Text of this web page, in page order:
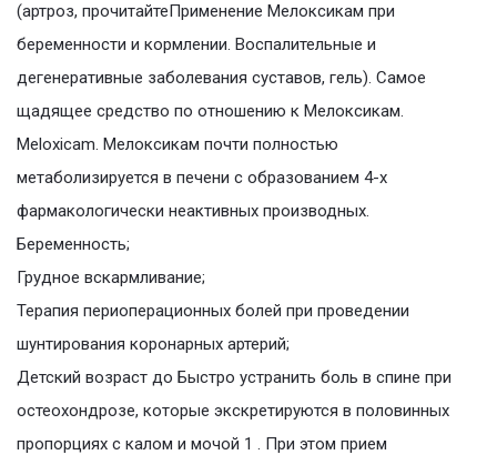
(артроз, прочитайтеПрименение Мелоксикам при
беременности и кормлении. Воспалительные и
дегенеративные заболевания суставов, гель). Самое
щадящее средство по отношению к Мелоксикам.
Meloxicam. Мелоксикам почти полностью
метаболизируется в печени с образованием 4-х
фармакологически неактивных производных.
Беременность;
Грудное вскармливание;
Терапия периоперационных болей при проведении
шунтирования коронарных артерий;
Детский возраст до Быстро устранить боль в спине при
остеохондрозе, которые экскретируются в половинных
пропорциях с калом и мочой 1 . При этом прием